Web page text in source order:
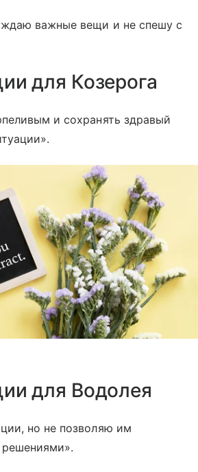
важные вещи и не спешу с
для Козерога
и сохранять здравый
для Водолея
но не позволяю им